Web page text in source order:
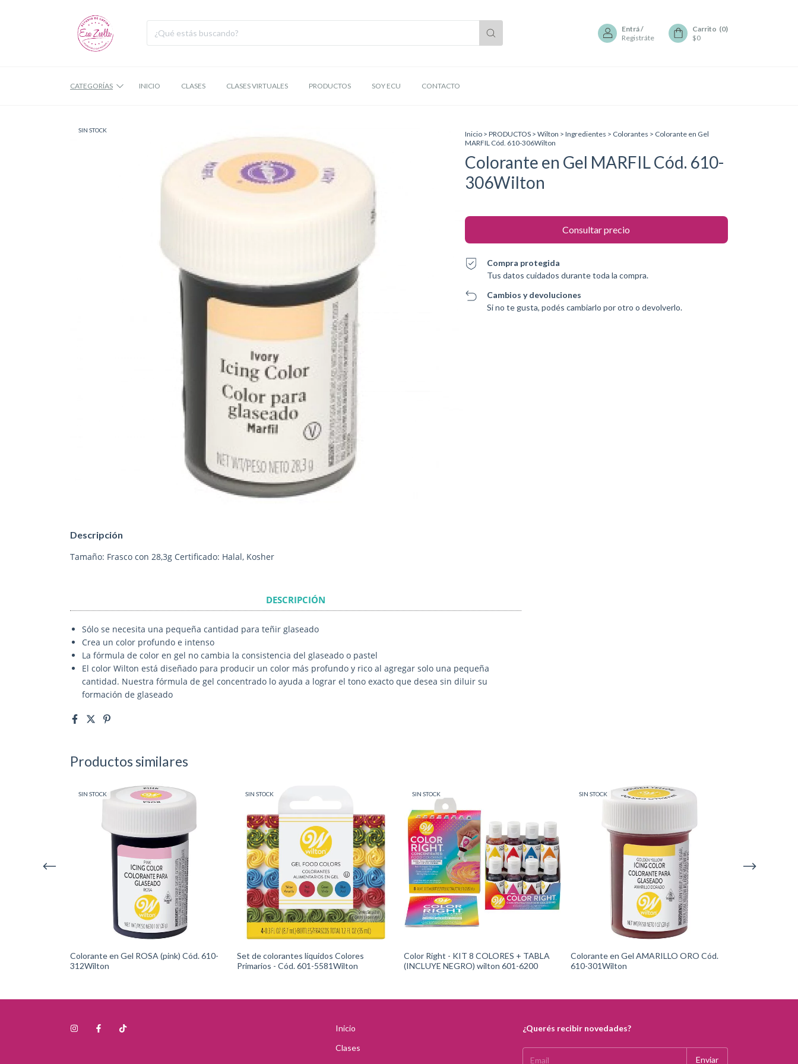
Entrá/
Registráte
Carrito (0)
$0
CATEGORÍAS INICIO CLASES CLASES VIRTUALES PRODUCTOS SOY ECU CONTACTO
SIN STOCK Inicio > PRODUCTOS > Wilton > Ingredientes > Colorantes > Colorante en Gel
MARFIL Cód. 610-306Wilton
Colorante en Gel MARFIL Cód. 610-
306Wilton
Compra protegida
Tus datos cuidados durante toda la compra.
Cambios y devoluciones
Si no te gusta, podés cambiarlo por otro o devolverlo.
Descripción
Tamaño: Frasco con 28,3g Certificado: Halal, Kosher
DESCRIPCIÓN
Sólo se necesita una pequeña cantidad para teñir glaseado
Crea un color profundo e intenso
La fórmula de color en gel no cambia la consistencia del glaseado o pastel
El color Wilton está diseñado para producir un color más profundo y rico al agregar solo una pequeña
cantidad. Nuestra fórmula de gel concentrado lo ayuda a lograr el tono exacto que desea sin diluir su
formación de glaseado
Productos similares
SIN STOCK
Colorante en Gel ROSA (pink) Cód. 610-
312Wilton
SIN STOCK
Set de colorantes líquidos Colores
Primarios - Cód. 601-5581Wilton
SIN STOCK
Color Right - KIT 8 COLORES + TABLA
(INCLUYE NEGRO) wilton 601-6200
SIN STOCK
Colorante en Gel AMARILLO ORO Cód.
610-301Wilton
Inicio
Clases
¿Querés recibir novedades?